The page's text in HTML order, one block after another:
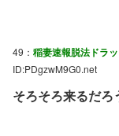
49： 稲妻速報脱法ドラ
ID:PDgzwM9G0.net
そろそろ来るだ